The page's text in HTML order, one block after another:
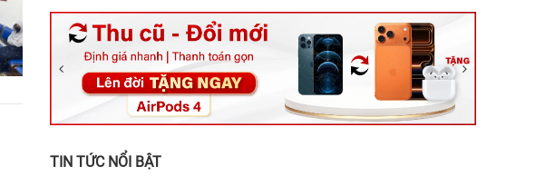
326 Lê Văn Việt, Tăng Nhơn Phú, Hồ Chí Minh (Q.9 TP. Thủ Đức cũ)
256 Võ Văn Ngân, Thủ Đức, Hồ Chí Minh (Bình Thọ, TP. Thủ Đức Cũ)
70 Nguyễn An Ninh, Dĩ An, Hồ Chí Minh (Bình Dương Cũ)
24h Vũng Tàu: 162A Ba Cu, Vũng Tàu, Hồ Chí Minh (TP. Vũng Tàu cũ)
TIN TỨC NỔI BẬT